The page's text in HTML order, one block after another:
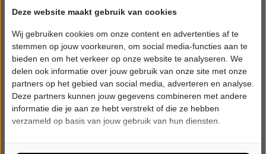
Deze website maakt gebruik van cookies
Wij gebruiken cookies om onze content en advertenties af te
stemmen op jouw voorkeuren, om social media-functies aan te
bieden en om het verkeer op onze website te analyseren. We
delen ook informatie over jouw gebruik van onze site met onze
partners op het gebied van social media, adverteren en analyse.
Deze partners kunnen jouw gegevens combineren met andere
informatie die je aan ze hebt verstrekt of die ze hebben
verzameld op basis van jouw gebruik van hun diensten.